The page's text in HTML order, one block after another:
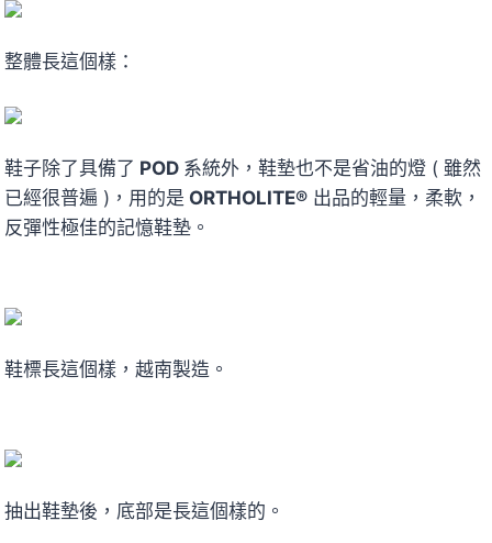
整體長這個樣：
鞋子除了具備了 POD 系統外，鞋墊也不是省油的燈 ( 雖然
已經很普遍 )，用的是 ORTHOLITE® 出品的輕量，柔軟，
反彈性極佳的記憶鞋墊。
鞋標長這個樣，越南製造。
抽出鞋墊後，底部是長這個樣的。